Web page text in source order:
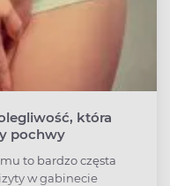
która
pochwy
to bardzo częsta
w gabinecie